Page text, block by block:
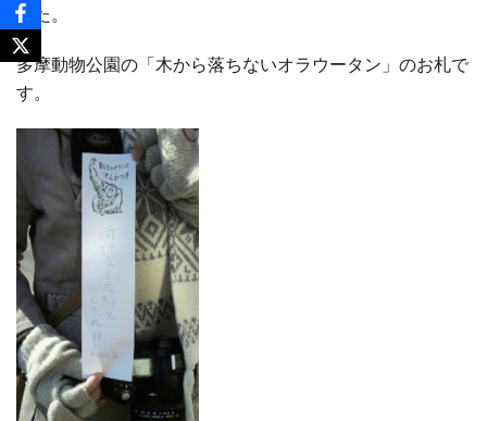
した。
多摩動物公園の「木から落ちないオラウータン」のお札で
す。